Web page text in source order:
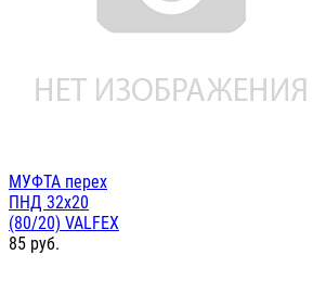
МУФТА перех
ПНД 32х20
(80/20) VALFEX
85 руб.